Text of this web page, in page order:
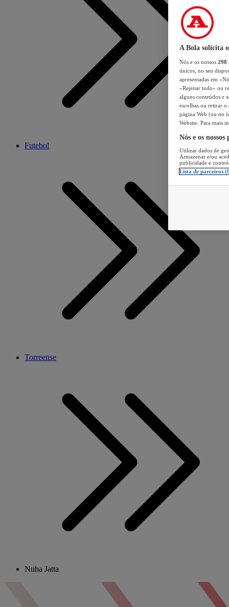
Futebol
Torreense
Nuha Jatta
A Bola solicita
Nós e os nossos 298
únicos, no seu
apresentadas em
«Rejeitar tudo» ou
alguns conteúdos e
escolhas ou retirar
página Web (ou no
Website. Para mais
Nós e os
Utilizar dados de
Armazenar e/ou
publicidade e
Lista de parceiros